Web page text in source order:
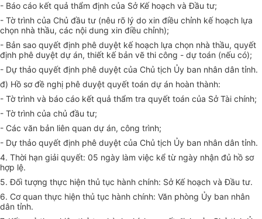
- Báo cáo kết quả thẩm định của Sở Kế hoạch và Đầu tư;
- Tờ trình của Chủ đầu tư (nêu rõ lý do xin điều chỉnh kế hoạch lựa
chọn nhà thầu, các nội dung xin điều chỉnh);
- Bản sao quyết định phê duyệt kế hoạch lựa chọn nhà thầu, quyết
định phê duyệt dự án, thiết kế bản vẽ thi công - dự toán (nếu có);
- Dự thảo quyết định phê duyệt của Chủ tịch Ủy ban nhân dân tỉnh.
đ) Hồ sơ đề nghị phê duyệt quyết toán dự án hoàn thành:
- Tờ trình và báo cáo kết quả thẩm tra quyết toán của Sở Tài chính;
- Tờ trình của chủ đầu tư;
- Các văn bản liên quan dự án, công trình;
- Dự thảo quyết định phê duyệt của Chủ tịch Ủy ban nhân dân tỉnh.
4. Thời hạn giải quyết: 05 ngày làm việc kể từ ngày nhận đủ hồ sơ
hợp lệ.
5. Đối tượng thực hiện thủ tục hành chính: Sở Kế hoạch và Đầu tư.
6. Cơ quan thực hiện thủ tục hành chính: Văn phòng Ủy ban nhân
dân tỉnh.